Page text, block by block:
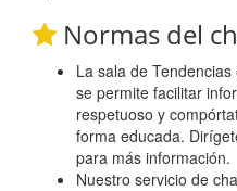
Normas del
La sala de
se permite facilitar
respetuoso y
forma educada.
para más información.
Nuestro servicio de